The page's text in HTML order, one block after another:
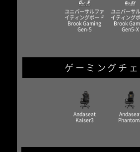
ユニバーサルファ
イティングボード
Brook Gaming
Gen-5
ユニバーサ
イティング
Brook
Gen5-X
ゲーミングチェ
Andaseat
Kaiser3